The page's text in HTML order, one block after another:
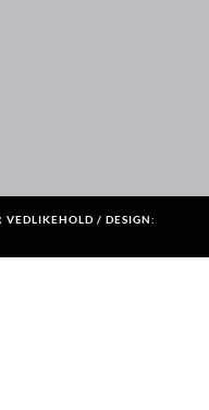
VEDLIKEHOLD / DESIGN: